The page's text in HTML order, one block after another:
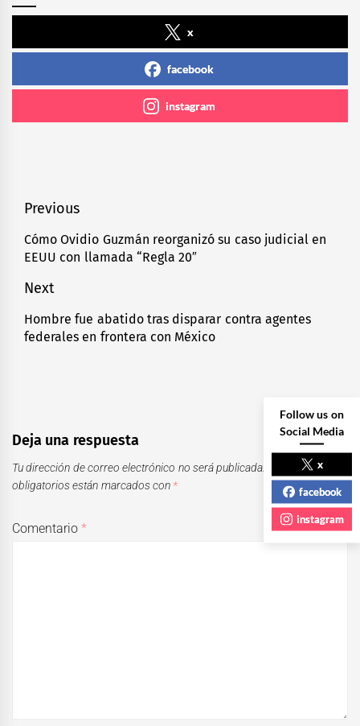
x
facebook
instagram
Navegación
de
entradas
Previous
Previous
post:
Cómo Ovidio Guzmán reorganizó su caso judicial en
EEUU con llamada “Regla 20″
Next
Next
post:
Hombre fue abatido tras disparar contra agentes
federales en frontera con México
Deja una respuesta
Tu dirección de correo electrónico no será publicada.
Los campos
obligatorios están marcados con *
Comentario*
Follow us on
Social Media
x
facebook
instagram